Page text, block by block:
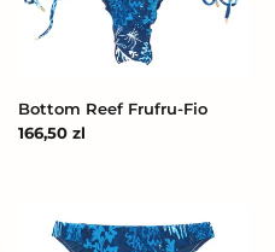
Fio
Bottom Reef Frufru-Fio
Cena
166,50 zl
Reef